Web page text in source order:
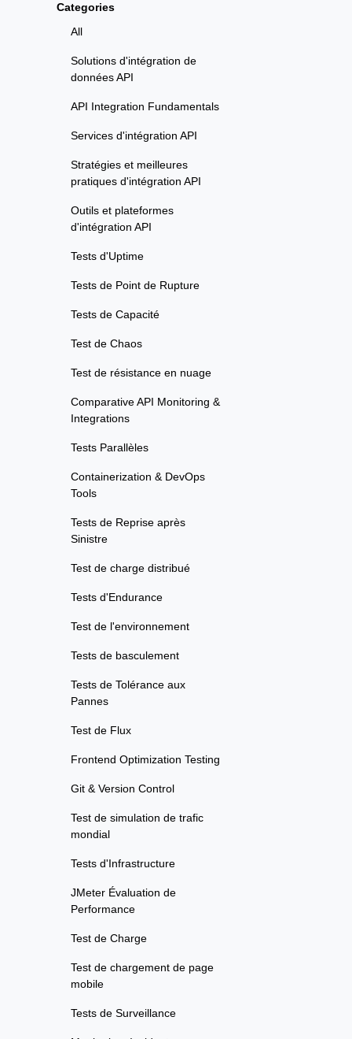
Categories
All
Solutions d'intégration de
données API
API Integration Fundamentals
Services d'intégration API
Stratégies et meilleures
pratiques d'intégration API
Outils et plateformes
d'intégration API
Tests d'Uptime
Tests de Point de Rupture
Tests de Capacité
Test de Chaos
Test de résistance en nuage
Comparative API Monitoring &
Integrations
Tests Parallèles
Containerization & DevOps
Tools
Tests de Reprise après
Sinistre
Test de charge distribué
Tests d'Endurance
Test de l'environnement
Tests de basculement
Tests de Tolérance aux
Pannes
Test de Flux
Frontend Optimization Testing
Git & Version Control
Test de simulation de trafic
mondial
Tests d'Infrastructure
JMeter Évaluation de
Performance
Test de Charge
Test de chargement de page
mobile
Tests de Surveillance